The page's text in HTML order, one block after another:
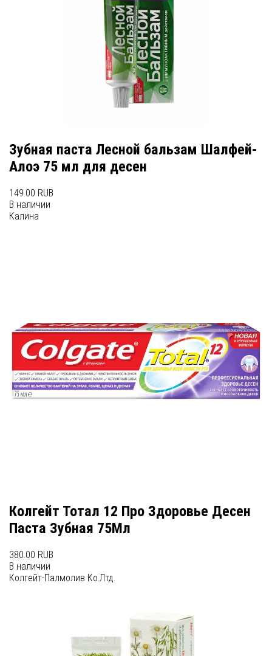
Зубная паста Лесной бальзам Шалфей-
Алоэ 75 мл для десен
149.00 RUB
В наличии
Калина
Колгейт Тотал 12 Про Здоровье Десен
Паста Зубная 75Мл
380.00 RUB
В наличии
Колгейт-Палмолив Ко.Лтд.